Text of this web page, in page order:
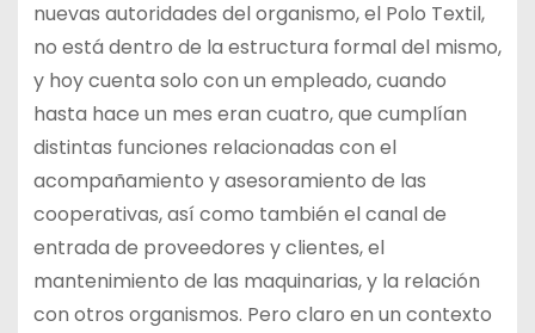
nuevas autoridades del organismo, el Polo Textil,
no está dentro de la estructura formal del mismo,
y hoy cuenta solo con un empleado, cuando
hasta hace un mes eran cuatro, que cumplían
distintas funciones relacionadas con el
acompañamiento y asesoramiento de las
cooperativas, así como también el canal de
entrada de proveedores y clientes, el
mantenimiento de las maquinarias, y la relación
con otros organismos. Pero claro en un contexto